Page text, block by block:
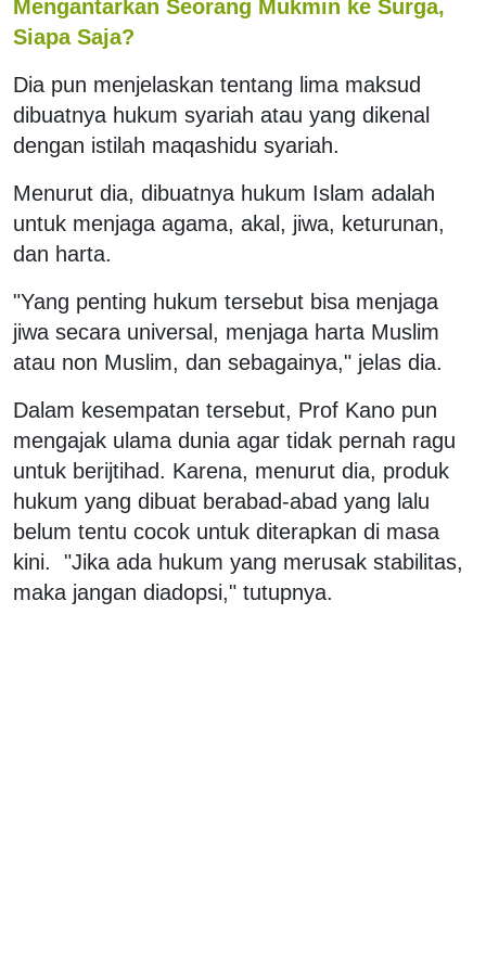
Mengantarkan Seorang Mukmin ke Surga,
Siapa Saja?
Dia pun menjelaskan tentang lima maksud
dibuatnya hukum syariah atau yang dikenal
dengan istilah maqashidu syariah.
Menurut dia, dibuatnya hukum Islam adalah
untuk menjaga agama, akal, jiwa, keturunan,
dan harta.
"Yang penting hukum tersebut bisa menjaga
jiwa secara universal, menjaga harta Muslim
atau non Muslim, dan sebagainya," jelas dia.
Dalam kesempatan tersebut, Prof Kano pun
mengajak ulama dunia agar tidak pernah ragu
untuk berijtihad. Karena, menurut dia, produk
hukum yang dibuat berabad-abad yang lalu
belum tentu cocok untuk diterapkan di masa
kini. "Jika ada hukum yang merusak stabilitas,
maka jangan diadopsi," tutupnya.